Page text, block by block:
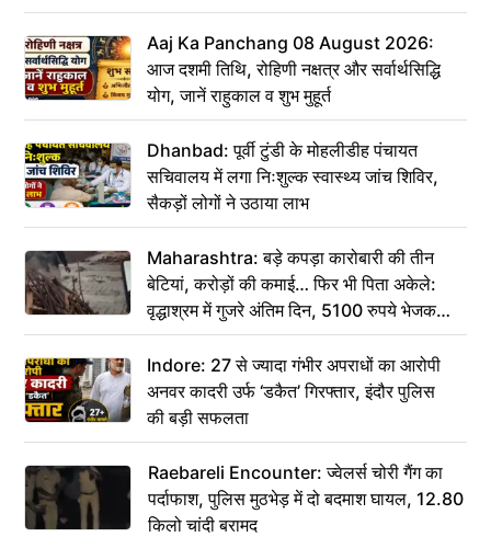
Aaj Ka Panchang 08 August 2026:
आज दशमी तिथि, रोहिणी नक्षत्र और सर्वार्थसिद्धि
योग, जानें राहुकाल व शुभ मुहूर्त
Dhanbad: पूर्वी टुंडी के मोहलीडीह पंचायत
सचिवालय में लगा निःशुल्क स्वास्थ्य जांच शिविर,
सैकड़ों लोगों ने उठाया लाभ
Maharashtra: बड़े कपड़ा कारोबारी की तीन
बेटियां, करोड़ों की कमाई… फिर भी पिता अकेले:
वृद्धाश्रम में गुजरे अंतिम दिन, 5100 रुपये भेजकर
कहा– अंतिम संस्कार कर दीजिए हम नहीं आ पाएंगे
Indore: 27 से ज्यादा गंभीर अपराधों का आरोपी
अनवर कादरी उर्फ ‘डकैत’ गिरफ्तार, इंदौर पुलिस
की बड़ी सफलता
Raebareli Encounter: ज्वेलर्स चोरी गैंग का
पर्दाफाश, पुलिस मुठभेड़ में दो बदमाश घायल, 12.80
किलो चांदी बरामद